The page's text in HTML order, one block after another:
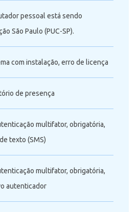
pessoal está sendo
São Paulo (PUC-SP).
com instalação, erro de licença
de presença
multifator, obrigatória,
texto (SMS)
multifator, obrigatória,
autenticador